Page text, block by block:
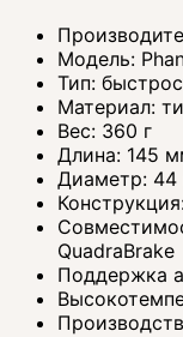
Модель:
Тип:
Материал:
Вес: 360 г
Длина: 145
Диаметр:
QuadraBrake
Поддержка